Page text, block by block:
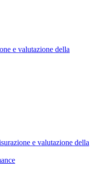
e valutazione della
e valutazione della